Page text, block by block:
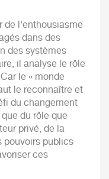
de l’enthousiasme
dans des
des systèmes
il analyse le rôle
le « monde
le reconnaître et
du changement
du rôle que
privé, de la
pouvoirs publics
ces